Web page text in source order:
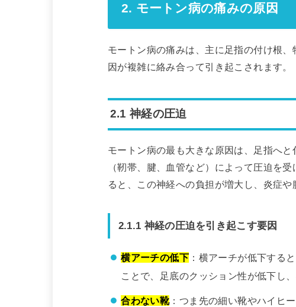
2. モートン病の痛みの原因
モートン病の痛みは、主に足指の付け根
因が複雑に絡み合って引き起こされます。
2.1 神経の圧迫
モートン病の最も大きな原因は、足指へ
（靭帯、腱、血管など）によって圧迫を
ると、この神経への負担が増大し、炎症
2.1.1 神経の圧迫を引き起こす要因
横アーチの低下 ：横アーチが低下する
ことで、足底のクッション性が低下し
合わない靴：つま先の細い靴やハイヒ